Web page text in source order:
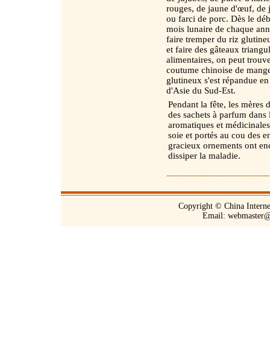
rouges, de jaune d'œuf, de
ou farci de porc. Dès le
mois lunaire de chaque
faire tremper du riz
et faire des gâteaux
alimentaires, on peut
coutume chinoise de
glutineux s'est répandue
d'Asie du Sud-Est.
Pendant la fête, les mères
des sachets à parfum
aromatiques et
soie et portés au cou des
gracieux ornements ont
dissiper la maladie.
Copyright © China
Email: